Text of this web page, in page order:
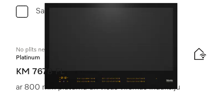
Salīdzini
No plīts neatk. indukcijas plīts virsma
Platinum
KM 7678 FL
ar 800 mm platumu un visas virsmas indukciju